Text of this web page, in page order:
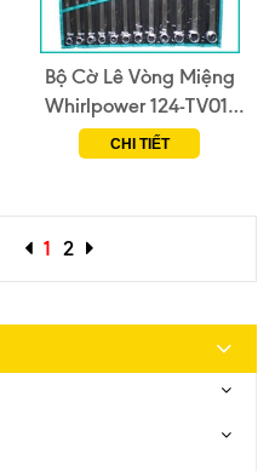
Bộ Cờ Lê Vòng Miệng
Whirlpower 124-TV01-
0223/1242-1-K23 (23
Chi Tiết)
CHI TIẾT
1 2